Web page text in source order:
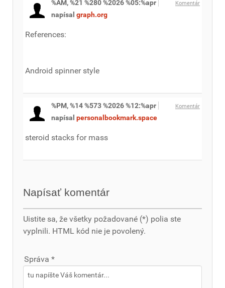
Komentár
%AM, %21 %280 %2026 %05:%apr
napísal graph.org
References:
Android spinner style
Komentár
%PM, %14 %573 %2026 %12:%apr
napísal personalbookmark.space
steroid stacks for mass
Napísať komentár
Uistite sa, že všetky požadované (*) polia ste
vyplnili. HTML kód nie je povolený.
Správa *